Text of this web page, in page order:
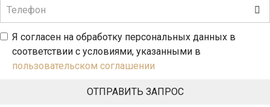
Я согласен на обработку персональных данных в
соответствии с условиями, указанными в
пользовательском соглашении